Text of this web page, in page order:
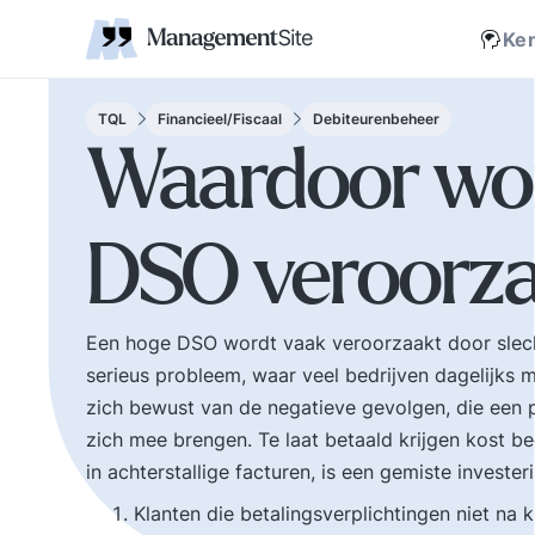
verantwoordelijkheid
en bestuurlijke wijsheid.
Ook de belangrijke
bestuurlijke valkuilen
bestuurlijke drukte,
organisatierot en het
prestige. Tips en
ideeen voor goed
bestuur.
Zelforganisatie 'klein
binnen groot'. De
transitie naar een
organisatie.
van zeggenschap en
in een organisatie
een vakkundig besluit
genomen kan
Corporate communicatie
Disruptie
Ethiek, integriteit, moreel kompas
Scholing
Non-profit
jonge leiding geven
kleine letters ervoor en er is contact. Zijn
TQL Financieel/Fiscaal Debiteurenbeheer
Waardoor
DSO
Een hoge DSO wordt vaak veroorzaakt door
serieus probleem, waar veel bedrijven dagelijks
zich bewust van de negatieve gevolgen, die
zich mee brengen. Te laat betaald krijgen kost
in achterstallige facturen, is een gemiste
Klanten die betalingsverplichtingen niet na